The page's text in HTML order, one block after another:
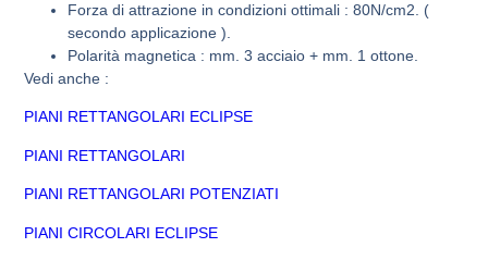
Forza di attrazione in condizioni ottimali : 80N/cm2. (
secondo applicazione ).
Polarità magnetica : mm. 3 acciaio + mm. 1 ottone.
Vedi anche :
PIANI RETTANGOLARI ECLIPSE
PIANI RETTANGOLARI
PIANI RETTANGOLARI POTENZIATI
PIANI CIRCOLARI ECLIPSE